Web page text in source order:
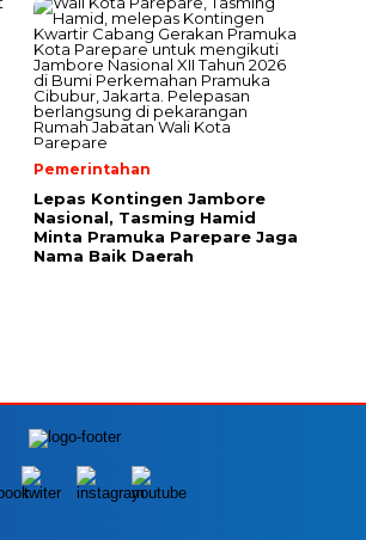
Pemerintahan
Lepas Kontingen Jambore
Nasional, Tasming Hamid
Minta Pramuka Parepare Jaga
Nama Baik Daerah